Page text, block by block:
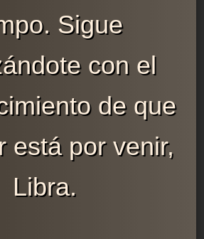
Sigue
con el
de que
está por venir,
Libra.